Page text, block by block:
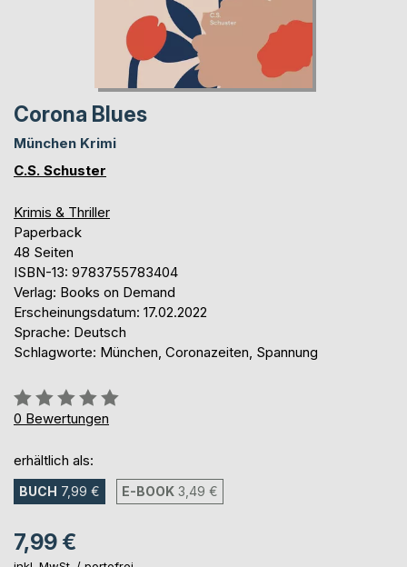
Corona Blues
München Krimi
C.S. Schuster
Krimis & Thriller
Paperback
48 Seiten
ISBN-13: 9783755783404
Verlag: Books on Demand
Erscheinungsdatum: 17.02.2022
Sprache: Deutsch
Schlagworte: München, Coronazeiten, Spannung
Bewertung::
0%
0 Bewertungen
erhältlich als:
BUCH 7,99 € E-BOOK 3,49 €
7,99 €